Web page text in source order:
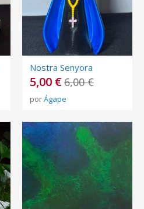
Nostra Senyora
5,00 €6,00 €
porÁgape